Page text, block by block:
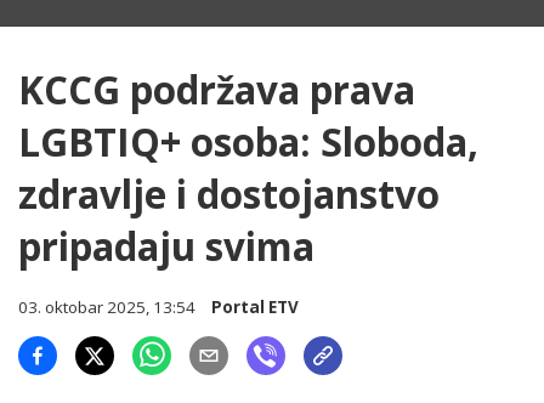
KCCG podržava prava
LGBTIQ+ osoba: Sloboda,
zdravlje i dostojanstvo
pripadaju svima
03. oktobar 2025, 13:54 Portal ETV